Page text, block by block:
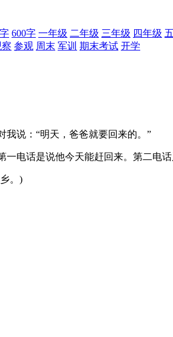
600字 一年级 二年级 三年级 四年级
参观 周末 军训 期末考试 开学
我说：“明天，爸爸就要回来的。”
一电话是说他今天能赶回来。第二电
。)